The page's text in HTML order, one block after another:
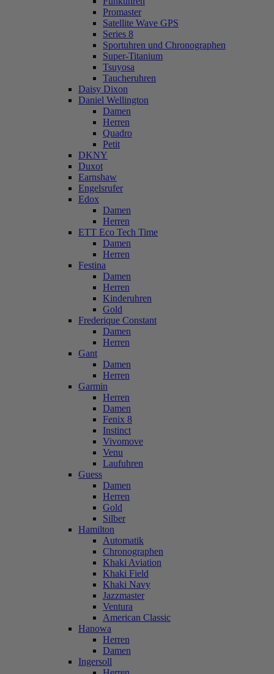
Promaster
Satellite Wave GPS
Series 8
Sportuhren und Chronographen
Super-Titanium
Tsuyosa
Taucheruhren
Daisy Dixon
Daniel Wellington
Damen
Herren
Quadro
Petit
DKNY
Duxot
Earnshaw
Engelsrufer
Edox
Damen
Herren
ETT Eco Tech Time
Damen
Herren
Festina
Damen
Herren
Kinderuhren
Gold
Frederique Constant
Damen
Herren
Gant
Damen
Herren
Garmin
Herren
Damen
Fenix 8
Instinct
Vivomove
Venu
Laufuhren
Guess
Damen
Herren
Gold
Silber
Hamilton
Automatik
Chronographen
Khaki Aviation
Khaki Field
Khaki Navy
Jazzmaster
Ventura
American Classic
Hanowa
Herren
Damen
Ingersoll